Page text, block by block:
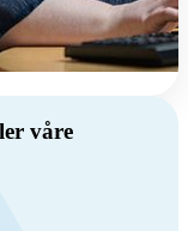
våre